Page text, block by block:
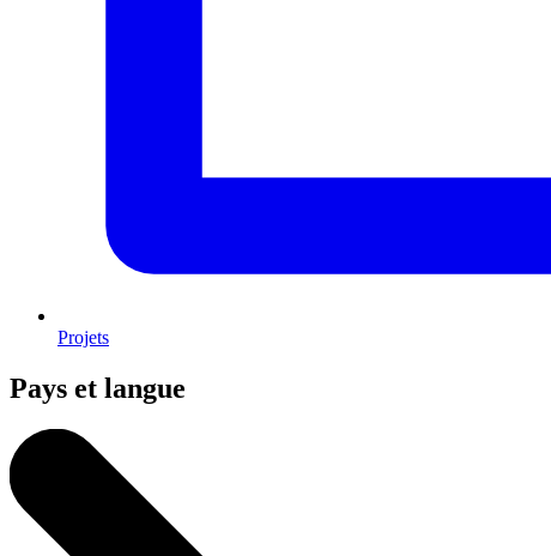
Projets
Pays et langue